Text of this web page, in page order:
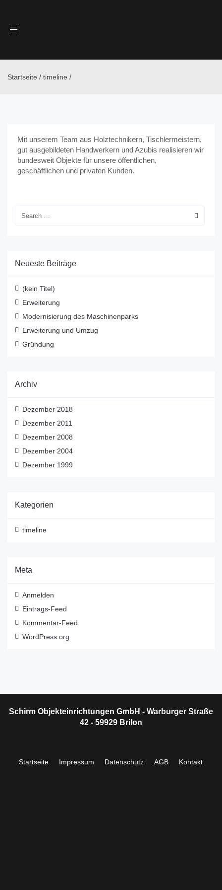
Toggle
Startseite / timeline /
Mit unserem Team aus Holztechnikern, Tischlermeistern,
gut ausgebildeten Handwerkern und Azubis realisieren wir
bundesweit Objekte für unsere öffentlichen,
geschäftlichen und privaten Kunden.
Neueste Beiträge
(kein Titel)
Erweiterung
Modernisierung des Maschinenparks
Erweiterung und Umzug
Gründung
Archiv
Dezember 2018
Dezember 2011
Dezember 2008
Dezember 2004
Dezember 1999
Kategorien
timeline
Meta
Anmelden
Eintrags-Feed
Kommentar-Feed
WordPress.org
Schirm Objekteinrichtungen GmbH - Warburger Straße
42 - 59929 Brilon
Startseite Impressum Datenschutz AGB Kontakt